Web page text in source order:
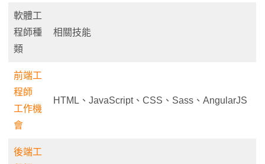
軟體工
程師種
類
相關技能
前端工
程師
工作機
會
HTML、JavaScript、CSS、Sass、AngularJS
後端工